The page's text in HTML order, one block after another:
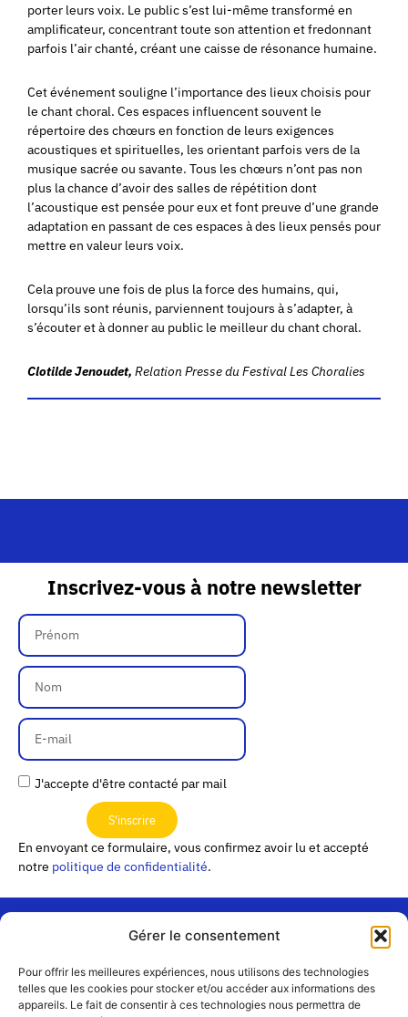
Gérer le consentement
Pour offrir les meilleures expériences, nous utilisons des technologies
telles que les cookies pour stocker et/ou accéder aux informations des
appareils. Le fait de consentir à ces technologies nous permettra de
porter leurs voix. Le public s’est lui-même transformé en
amplificateur, concentrant toute son attention et fredonnant
parfois l’air chanté, créant une caisse de résonance humaine.
Cet événement souligne l’importance des lieux choisis pour
le chant choral. Ces espaces influencent souvent le
répertoire des chœurs en fonction de leurs exigences
acoustiques et spirituelles, les orientant parfois vers de la
musique sacrée ou savante. Tous les chœurs n’ont pas non
plus la chance d’avoir des salles de répétition dont
l’acoustique est pensée pour eux et font preuve d’une grande
adaptation en passant de ces espaces à des lieux pensés pour
mettre en valeur leurs voix.
Cela prouve une fois de plus la force des humains, qui,
lorsqu’ils sont réunis, parviennent toujours à s’adapter, à
s’écouter et à donner au public le meilleur du chant choral.
Clotilde Jenoudet, Relation Presse du Festival Les Choralies
Inscrivez-vous à notre newsletter
J'accepte d'être contacté par mail
S'inscrire
En envoyant ce formulaire, vous confirmez avoir lu et accepté
notre politique de confidentialité.
Contact
« Les
Passerelles »
24 Avenue
Rejoignez-